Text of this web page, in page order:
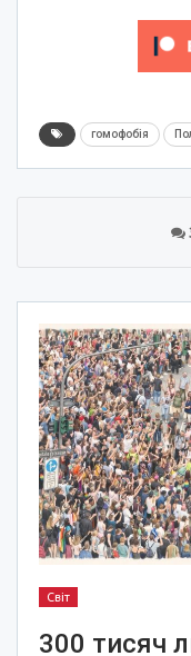
гомофобія
Світ
300 тисяч